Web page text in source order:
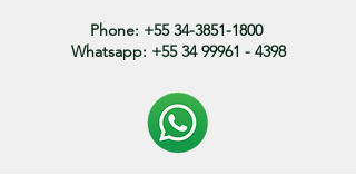
Phone: +55 34-3851-1800
Whatsapp: +55 34 99961 - 4398